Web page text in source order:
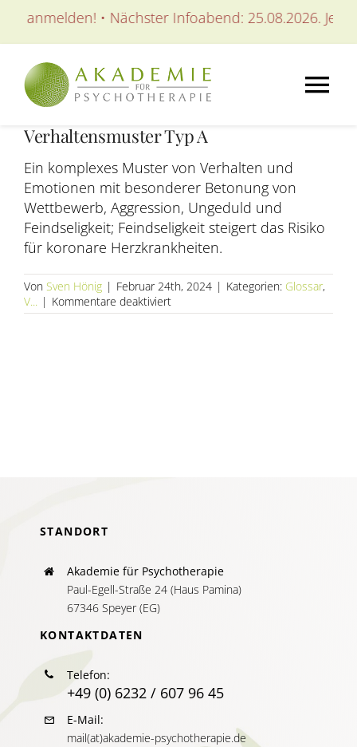
Inhalt
springen
anmelden! • Nächster Infoabend: 25.08.2026. Jetzt
AKADEMIE
AUSBILDUNGEN
WEITERBILDUNGEN
SEMINARE / KURSE
Verhaltensmuster Typ A
Ein komplexes Muster von Verhalten und
Emotionen mit besonderer Betonung von
Wettbewerb, Aggression, Ungeduld und
Feindseligkeit; Feindseligkeit steigert das Risiko
für koronare Herzkrankheiten.
Von Sven Hönig | Februar 24th, 2024 | Kategorien: Glossar,
V... | Kommentare deaktiviertfür
Verhaltensmuster
STANDORT
Akademie für Psychotherapie
Paul-Egell-Straße 24 (Haus Pamina)
67346 Speyer (EG)
KONTAKTDATEN
Telefon:
+49 (0) 6232 / 607 96 45
E-Mail:
mail(at)akademie-psychotherapie.de